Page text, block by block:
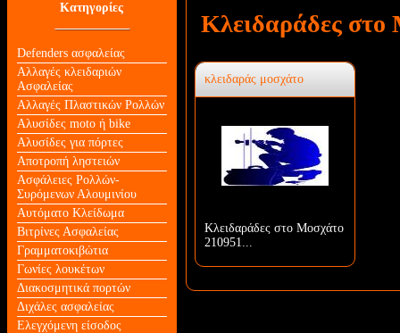
Κατηγορίες
Defenders ασφαλείας
Αλλαγές κλειδαριών
Aσφαλείας
Αλλαγές Πλαστικών Ρολλών
Αλυσίδες moto ή bike
Αλυσίδες για πόρτες
Αποτροπή ληστειών
Ασφάλειες Ρολλών-
Συρόμενων Αλουμινίου
Αυτόματο Κλείδωμα
Βιτρίνες Ασφαλείας
Γραμματοκιβώτια
Γωνίες λουκέτων
Διακοσμητικά πορτών
Διχάλες ασφαλείας
Ελεγχόμενη είσοδος
Κλειδαράδες στο
κλειδαράς μοσχάτο
Κλειδαράδες στο Μοσχάτο
210951...